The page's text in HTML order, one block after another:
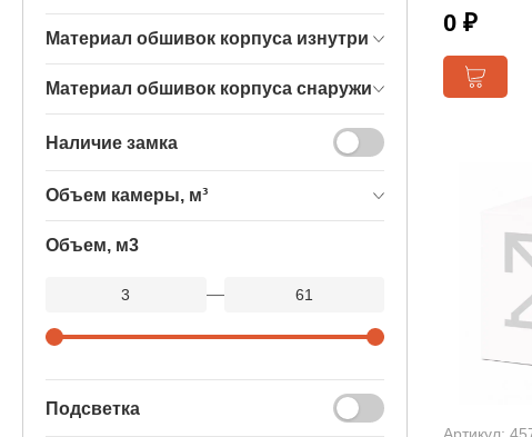
Материал обшивок корпуса изнутри
Материал обшивок корпуса снаружи
Наличие замка
Объем камеры, м³
Объем, м3
—
Подсветка
0 ₽